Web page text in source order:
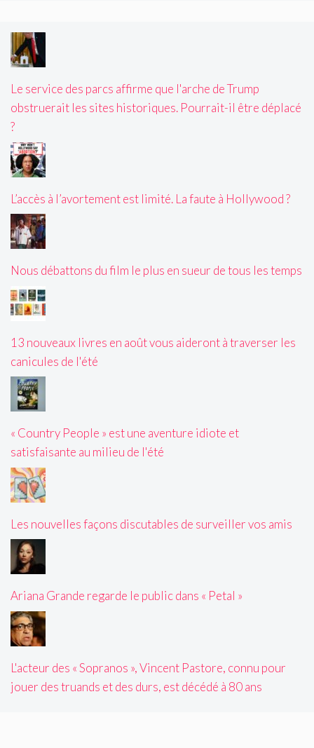
Le service des parcs affirme que l'arche de Trump
obstruerait les sites historiques. Pourrait-il être déplacé
?
L’accès à l’avortement est limité. La faute à Hollywood ?
Nous débattons du film le plus en sueur de tous les temps
13 nouveaux livres en août vous aideront à traverser les
canicules de l'été
« Country People » est une aventure idiote et
satisfaisante au milieu de l'été
Les nouvelles façons discutables de surveiller vos amis
Ariana Grande regarde le public dans « Petal »
L'acteur des « Sopranos », Vincent Pastore, connu pour
jouer des truands et des durs, est décédé à 80 ans